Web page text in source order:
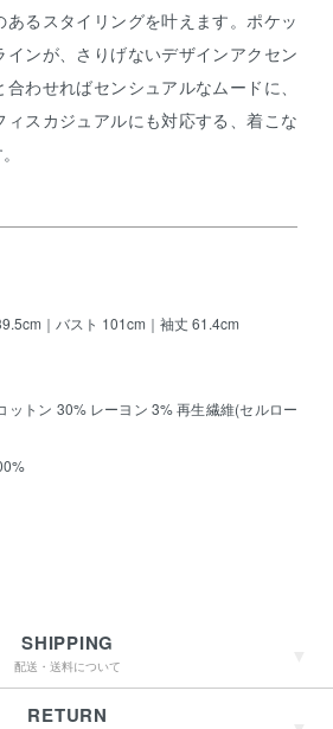
あるスタイリングを叶えます。ポケッ
インが、さりげないデザインアクセン
わせればセンシュアルなムードに、
ィスカジュアルにも対応する、着こな
｜バスト 101cm｜袖丈 61.4cm
ットン 30% レーヨン 3% 再生繊維(セルロー
SHIPPING
配送・送料について
RETURN